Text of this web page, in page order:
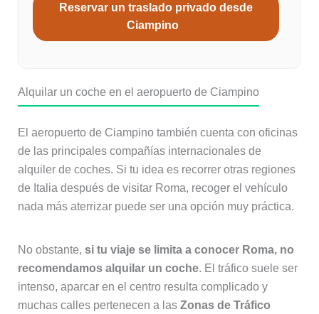
Reservar un traslado privado desde
Ciampino
Alquilar un coche en el aeropuerto de Ciampino
El aeropuerto de Ciampino también cuenta con oficinas
de las principales compañías internacionales de
alquiler de coches. Si tu idea es recorrer otras regiones
de Italia después de visitar Roma, recoger el vehículo
nada más aterrizar puede ser una opción muy práctica.
No obstante, si tu viaje se limita a conocer Roma, no
recomendamos alquilar un coche. El tráfico suele ser
intenso, aparcar en el centro resulta complicado y
muchas calles pertenecen a las Zonas de Tráfico